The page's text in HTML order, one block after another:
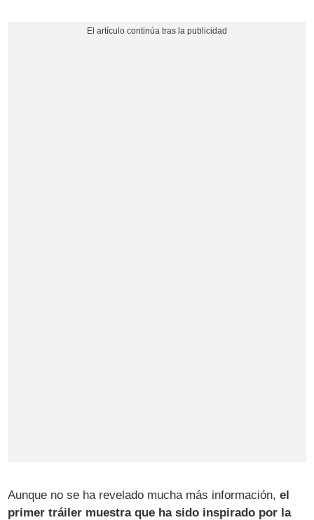
Aunque no se ha revelado mucha más información,el
primer tráiler muestra que ha sido inspirado por la